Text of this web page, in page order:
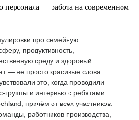
персонала — работа на современном
про семейную
продуктивность,
среду и здоровый
— не просто красивые слова.
это, когда проводили
группы и интервью с ребятами
причём от всех участников:
работников производства,